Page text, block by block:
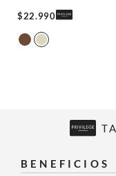
$22.990
BENEFICIOS